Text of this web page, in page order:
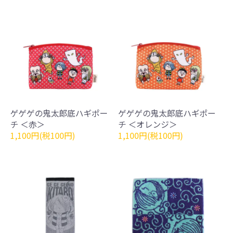
ゲゲゲの鬼太郎底ハギポー
チ ＜赤＞
1,100円(税100円)
ゲゲゲの鬼太郎底ハギポー
チ ＜オレンジ＞
1,100円(税100円)